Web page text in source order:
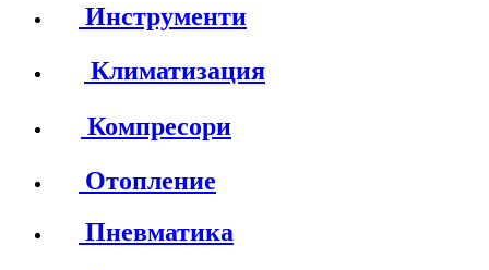
Инструменти
Климатизация
Компресори
Отопление
Пневматика